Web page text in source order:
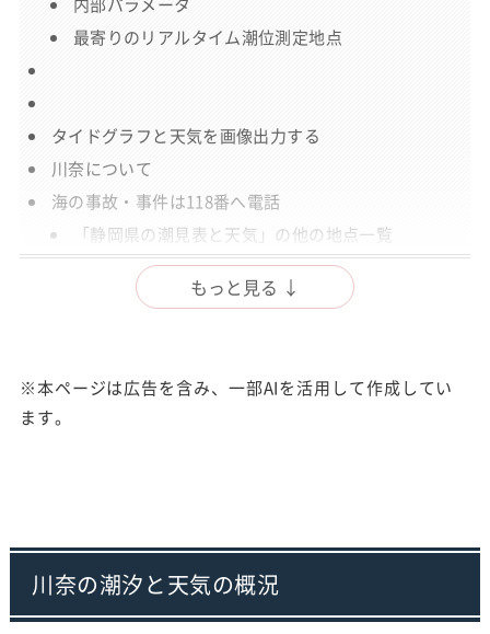
最寄りのリアルタイム潮位測定地点
タイドグラフと天気を画像出力する
川奈について
海の事故・事件は118番へ電話
「静岡県の潮見表と天気」の他の地点一覧
もっと見る ↓
※本ページは広告を含み、一部AIを活用して作成してい
ます。
川奈の潮汐と天気の概況